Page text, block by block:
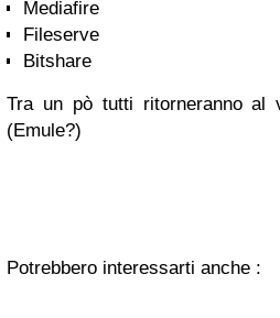
Mediafire
Fileserve
Bitshare
Tra un pò tutti ritorneranno al
(Emule?)
Potrebbero interessarti anche :